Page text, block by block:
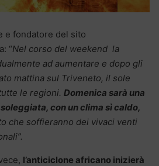
e fondatore del sito
“Nel corso del weekend la
ad aumentare e dopo gli
mattina sul Triveneto, il sole
le regioni. Domenica sarà una
con un clima sì caldo,
che soffieranno dei vivaci venti
l’anticiclone africano inizierà